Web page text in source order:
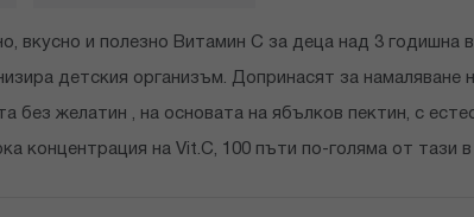
вкусно и полезно Витамин С за деца над 3 годишна
детския организъм. Допринасят за
без желатин , на основата на ябълков пектин, с
концентрация на Vit.C, 100 пъти по-голяма от тази